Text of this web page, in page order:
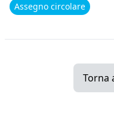
Assegno circolare
Torna